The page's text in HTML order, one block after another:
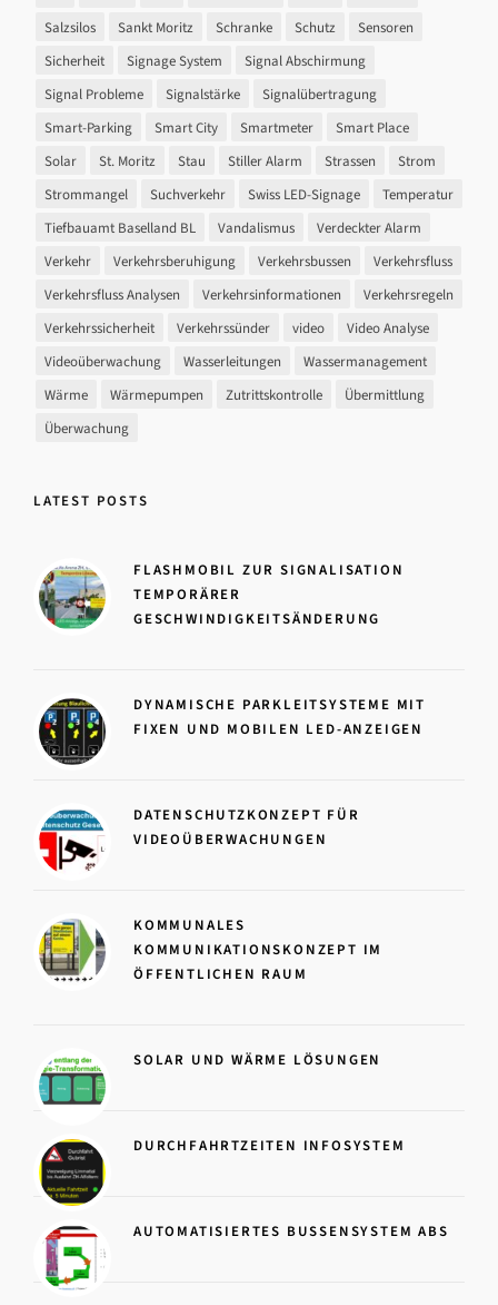
Salzsilos
Sankt Moritz Schranke Schutz
Sensoren
Sicherheit
Signage System
Signal Abschirmung
Signal Probleme
Signalstärke
Signalübertragung
Smart-Parking
Smart City Smartmeter
Smart Place
Solar
St. Moritz Stau Stiller Alarm Strassen
Strom
Strommangel
Suchverkehr Swiss LED-Signage
Temperatur
Tiefbauamt Baselland BL
Vandalismus
Verdeckter Alarm
Verkehr
Verkehrsberuhigung Verkehrsbussen
Verkehrsfluss
Verkehrsfluss Analysen
Verkehrsinformationen
Verkehrsregeln
Verkehrssicherheit
Verkehrssünder video
Video Analyse
Videoüberwachung
Wasserleitungen
Wassermanagement
Wärme
Wärmepumpen Zutrittskontrolle
Übermittlung
Überwachung
LATEST POSTS
FLASHMOBIL ZUR SIGNALISATION
TEMPORÄRER
GESCHWINDIGKEITSÄNDERUNG
DYNAMISCHE PARKLEITSYSTEME MIT
FIXEN UND MOBILEN LED-ANZEIGEN
DATENSCHUTZKONZEPT FÜR
VIDEOÜBERWACHUNGEN
KOMMUNALES
KOMMUNIKATIONSKONZEPT IM
ÖFFENTLICHEN RAUM
SOLAR UND WÄRME LÖSUNGEN
DURCHFAHRTZEITEN INFOSYSTEM
AUTOMATISIERTES BUSSENSYSTEM ABS